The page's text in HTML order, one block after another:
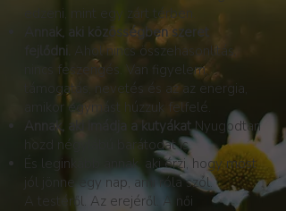
edzeni, mint egy zárt térben.
Annak, aki közösségben szeret
fejlődni. Ahol nincs összehasonlítás,
nincs feszengés. Van figyelem,
támogatás, nevetés és az az energia,
amikor egymást húzzuk felfelé.
Annak, aki imádja a kutyákatNyugodtan
hozd négylábú barátodat is
És leginkább annak, aki érzi, hogy most
jól jönne egy nap, ami róla szól.
A testéről. Az erejéről. A női